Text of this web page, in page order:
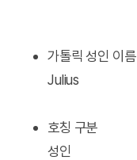
가톨릭 성인 이름
Julius
호칭 구분
성인